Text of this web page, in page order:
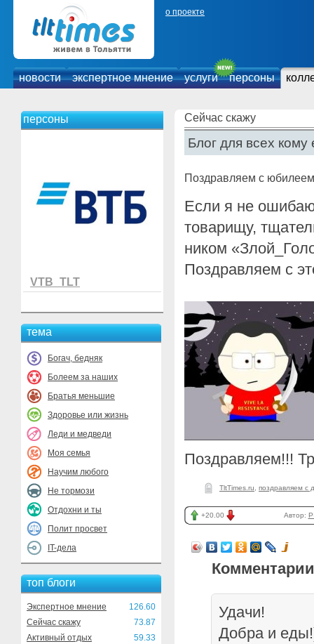
о проекте
новости экспертное мнение услуги персоны
персоны
VTB_TLT
тема
Богач, бедняк
Болеем за наших
Братья меньшие
Здоровье или жизнь
Леди и медведи
Моя семья
Научим любого
Не тормози
Отдохни и ты
Полит просвет
IT-дела
топ блоги
Экспертное мнение
126.60
Сейчас скажу
73.87
Активный отдых
59.33
Сейчас скажу
Блог для всех кому
Поздравляем с
Если я не
товарищу,
ником
Поздравляем с
Поздравляем!!!
TltTimes.ru поздравляем с
+20.00 Автор:
Удачи!
Добра и